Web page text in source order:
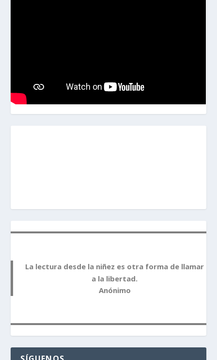
La lectura desde la niñez es otra forma de llamar
a la libertad.
Anónimo